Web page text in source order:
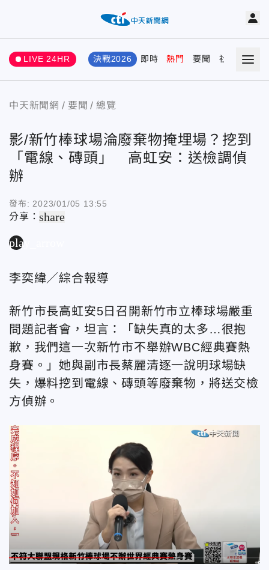
LIVE 24HR 決戰2026 即時 熱門 要聞 社會 娛樂
中天新聞網 要聞 總覽
影/新竹棒球場淪廢棄物掩埋場？挖到
「電線、磚頭」 高虹安：送檢調偵
辦
發布: 2023/01/05 13:55
分享：share
play_arrow
李奕緯／綜合報導
新竹市長高虹安5日召開新竹市立棒球場嚴重
問題記者會，坦言：「缺失真的太多…很抱
歉，我們這一次新竹市不舉辦WBC經典賽熱
身賽。」她與副市長蔡麗清逐一說明球場缺
失，爆料挖到電線、磚頭等廢棄物，將送交檢
方偵辦。